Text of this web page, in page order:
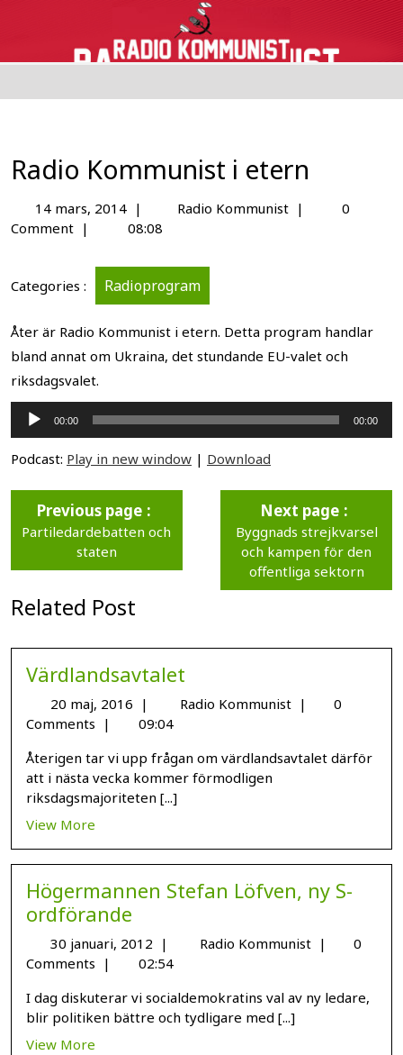
Radio Kommunist i etern
14 mars, 2014 | Radio Kommunist |
0
Comment | 08:08
Categories : Radioprogram
Åter är Radio Kommunist i etern. Detta program handlar
bland annat om Ukraina, det stundande EU-valet och
riksdagsvalet.
Ljudspelare
00:00 00:00
Podcast: Play in new window | Download
Previous page
Partiledardebatten och
staten
Next page
Byggnads strejkvarsel
och kampen för den
offentliga sektorn
Related Post
Värdlandsavtalet
20 maj, 2016 | Radio Kommunist |
0
Comments |
09:04
Återigen tar vi upp frågan om värdlandsavtalet därför
att i nästa vecka kommer förmodligen
riksdagsmajoriteten [...]
View More
Högermannen Stefan Löfven, ny S-
ordförande
30 januari, 2012 | Radio Kommunist |
0
Comments |
02:54
I dag diskuterar vi socialdemokratins val av ny ledare,
blir politiken bättre och tydligare med [...]
View More